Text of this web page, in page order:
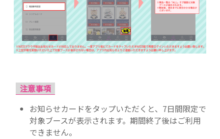
注意事項
お知らせカードをタップいただくと、7日間限定で
対象ブースが表示されます。期間終了後はご利用
できません。